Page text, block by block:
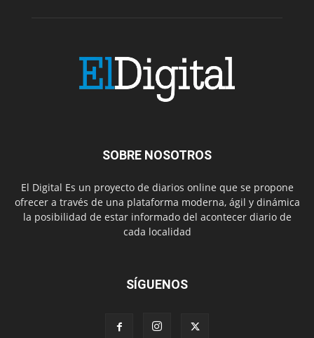
SOBRE NOSOTROS
El Digital Es un proyecto de diarios online que se propone
ofrecer a través de una plataforma moderna, ágil y dinámica
la posibilidad de estar informado del acontecer diario de
cada localidad
SÍGUENOS